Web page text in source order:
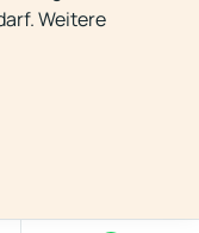
Weitere
24h
Link zur Quelle gestattet